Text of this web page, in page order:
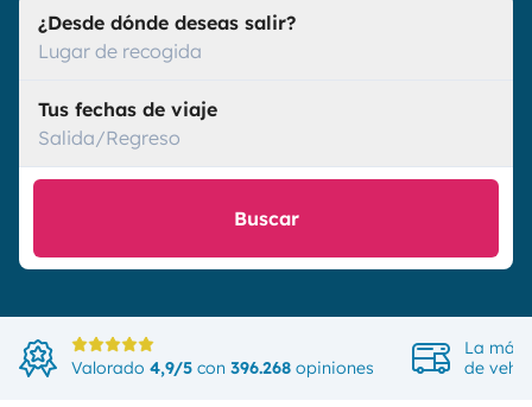
¿Desde dónde deseas salir?
Lugar de recogida
Tus fechas de viaje
Salida/Regreso
Buscar
Valorado 4,9/5 con 396.268 opiniones
La más
de